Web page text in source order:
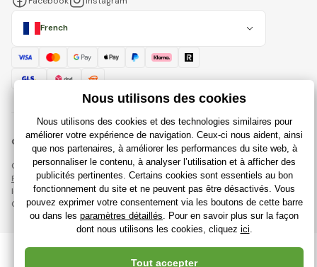
French
© 2018 - 2026 Rajdujouet.fr, Tous droits réservés
Cette page est protégée par reCAPTCHA et s'appliquent
Règles de protection des données personnellessociétés Google et
leur
Conditions contractuelles
Création de boutiques en ligne performantes à partir deRIESENIA